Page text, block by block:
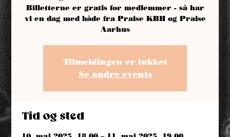
Billetterne er gratis for medlemmer - så har
vi en dag med både fra Praise KBH og Praise
Aarhus
Tilmeldingen er lukket
Se andre events
Tid og sted